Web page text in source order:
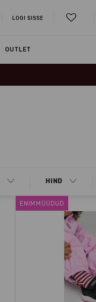
LOGI SISSE
OUTLET
HIND
ENIMMÜÜDUD